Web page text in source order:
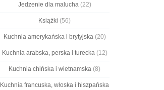
Jedzenie dla malucha(22)
Książki (56)
Kuchnia amerykańska i brytyjska(20)
Kuchnia arabska, perska i turecka(12)
Kuchnia chińska i wietnamska (8)
Kuchnia francuska, włoska i hiszpańska